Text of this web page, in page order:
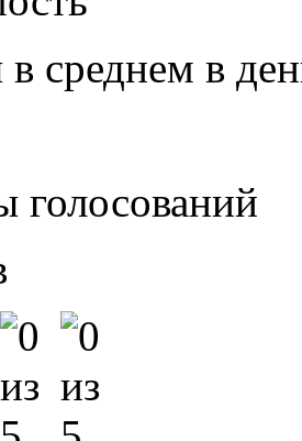
среднем в
голосований